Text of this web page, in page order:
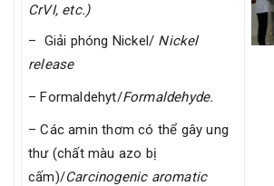
CrVI, etc.)
– Giải phóng Nickel/ Nickel
release
– Formaldehyt/Formaldehyde.
– Các amin thơm có thể gây ung
thư (chất màu azo bị
cấm)/Carcinogenic aromatic